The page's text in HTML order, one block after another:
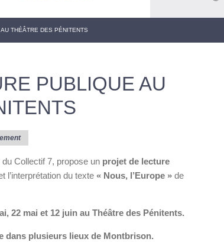
THÉÂTRE DES PÉNITENTS
PUBLIQUE AU
Collectif 7, propose un projet de lecture
l’interprétation du texte « Nous, l’Europe » de
22 mai et 12 juin au Théâtre des Pénitents.
dans plusieurs lieux de Montbrison.